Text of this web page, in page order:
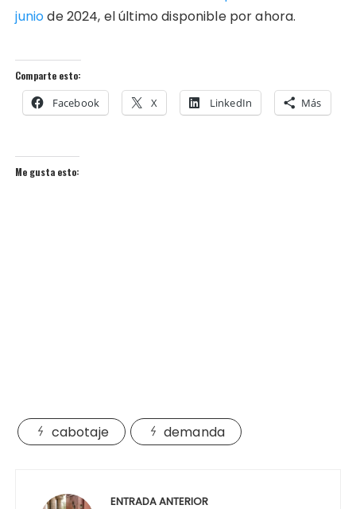
juniode 2024, el último disponible por ahora.
Comparte esto:
Facebook X LinkedIn Más
Me gusta esto:
cabotaje demanda
ENTRADA ANTERIOR